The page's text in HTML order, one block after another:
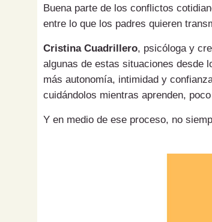
Buena parte de los conflictos
entre lo que los padres quieren
Cristina Cuadrillero, psicóloga y
algunas de estas situaciones desde
más autonomía, intimidad y
cuidándolos mientras aprenden,
Y en medio de ese proceso, no